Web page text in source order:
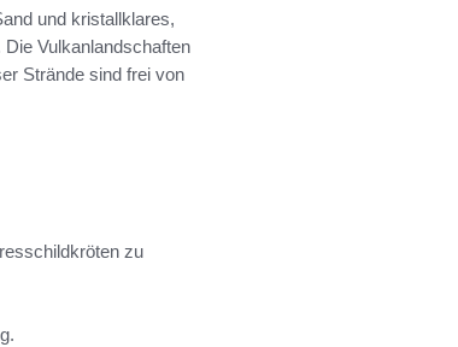
und kristallklares,
Vulkanlandschaften
Strände sind frei von
zu